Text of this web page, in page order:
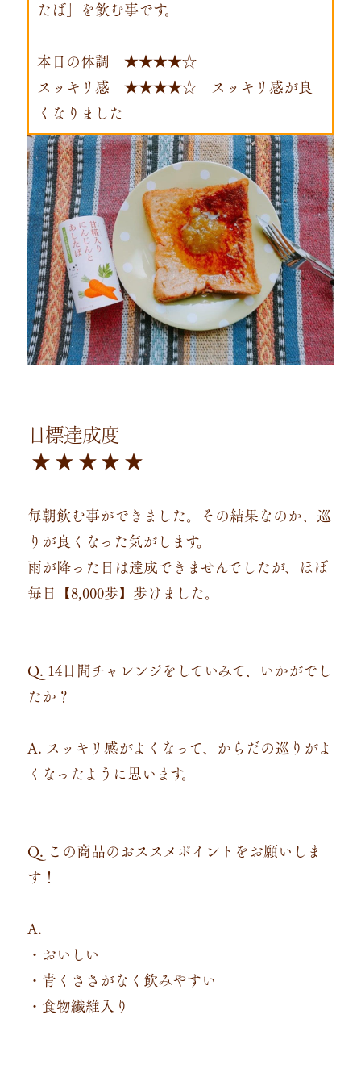
たば」を飲む事です。
本日の体調 ★★★★☆
スッキリ感 ★★★★☆ スッキリ感が良
くなりました
目標達成度
★ ★ ★ ★ ★
毎朝飲む事ができました。その結果なのか、巡
りが良くなった気がします。
雨が降った日は達成できませんでしたが、ほぼ
毎日【8,000歩】歩けました。
Q. 14日間チャレンジをしていみて、いかがでし
たか？
A. スッキリ感がよくなって、からだの巡りがよ
くなったように思います。
Q. この商品のおススメポイントをお願いしま
す！
A.
・おいしい
・青くささがなく飲みやすい
・食物繊維入り